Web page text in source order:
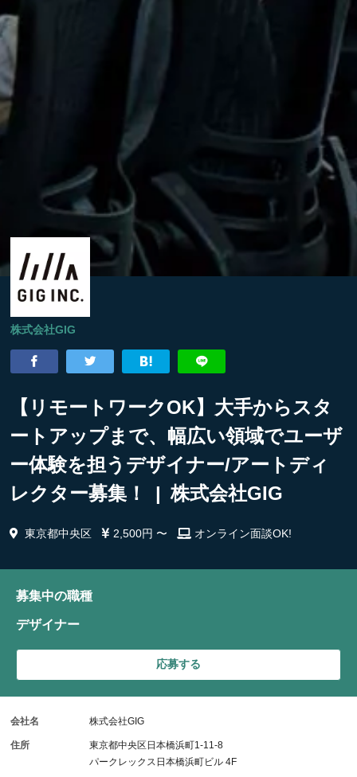
株式会社GIG
【リモートワークOK】大手からスタ
ートアップまで、幅広い領域でユーザ
ー体験を担うデザイナー/アートディ
レクター募集！ | 株式会社GIG
東京都中央区 2,500円 〜 オンライン面談OK!
募集中の職種
デザイナー
応募する
会社名 株式会社GIG
住所
東京都中央区日本橋浜町1-11-8
パークレックス日本橋浜町ビル 4F